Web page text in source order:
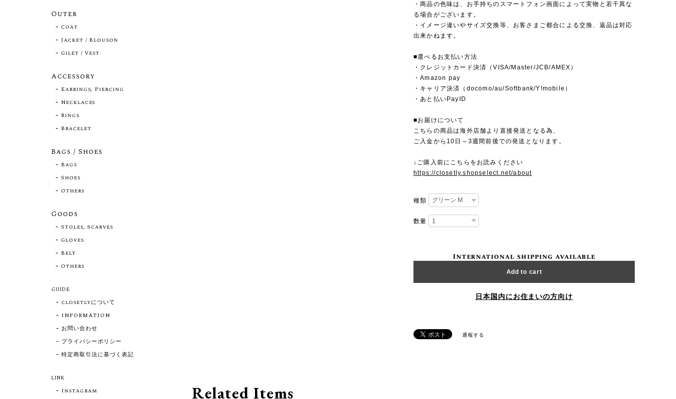
・商品の色味は、お手持ちのスマートフォン画面によって実物と若干異な
る場合がございます。
・イメージ違いやサイズ交換等、お客さまご都合による交換、返品は対応
出来かねます。
■選べるお支払い方法
・クレジットカード決済（VISA/Master/JCB/AMEX）
・Amazon pay
・キャリア決済（docomo/au/Softbank/Y!mobile）
・あと払いPayID
■お届けについて
こちらの商品は海外店舗より直接発送となる為、
ご入金から10日～3週間前後での発送となります。
↓ご購入前にこちらをお読みください
https://closetly.shopselect.net/about
種類
数量
International shipping available
Add to cart
日本国内にお住まいの方向け
通報する
Related Items
Outer
Coat
Jacket / Blouson
Gilet / Vest
Accessory
Earrings, Piercing
Necklaces
Rings
Bracelet
Bags / Shoes
Bags
Shoes
Others
Goods
Stoles, Scarves
Gloves
Belt
Others
GUIDE
closetlyについて
INFORMATION
お問い合わせ
プライバシーポリシー
特定商取引法に基づく表記
LINK
Instagram